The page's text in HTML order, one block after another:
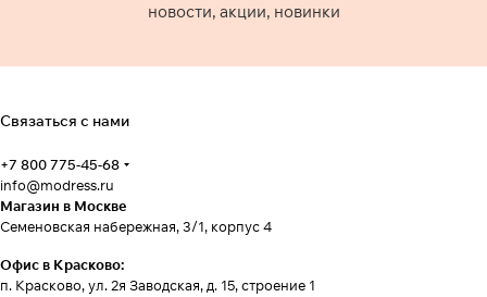
новости, акции, новинки
Связаться с нами
+7 800 775-45-68
info@modress.ru
Магазин в Москве
Семеновская набережная, 3/1, корпус 4
Офис в Красково:
п. Красково, ул. 2я Заводская, д. 15, строение 1